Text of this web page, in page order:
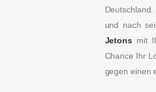
und nach
Jetons mit
Chance Ihr
gegen einen